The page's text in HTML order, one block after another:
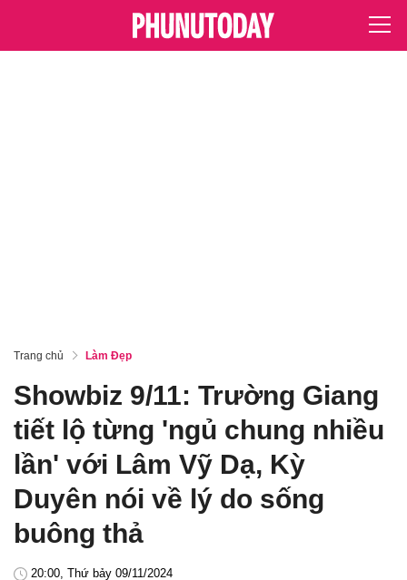
Trang chủ Làm Đẹp
Showbiz 9/11: Trường Giang
tiết lộ từng 'ngủ chung nhiều
lần' với Lâm Vỹ Dạ, Kỳ
Duyên nói về lý do sống
buông thả
20:00, Thứ bảy 09/11/2024